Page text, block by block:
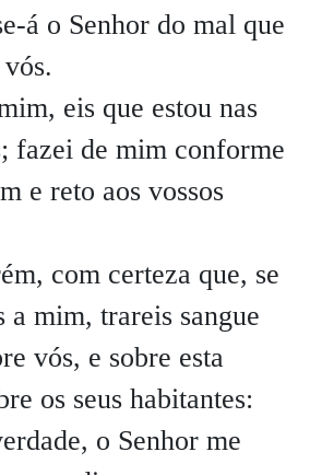
á o Senhor do mal que
eis que estou nas
fazei de mim conforme
e reto aos vossos
com certeza que, se
a mim, trareis sangue
vós, e sobre esta
os seus habitantes:
o Senhor me